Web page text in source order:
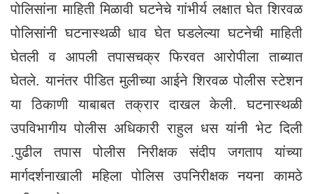
पोलिसांना माहिती मिळावी घटनेचे गांभीर्य लक्षात घेत शिरवळ
पोलिसांनी घटनास्थळी धाव घेत घडलेल्या घटनेची माहिती
घेतली व आपली तपासचक्र फिरवत आरोपीला ताब्यात
घेतले. यानंतर पीडित मुलीच्या आईने शिरवळ पोलीस स्टेशन
या ठिकाणी याबाबत तक्रार दाखल केली. घटनास्थळी
उपविभागीय पोलीस अधिकारी राहुल धस यांनी भेट दिली
.पुढील तपास पोलीस निरीक्षक संदीप जगताप यांच्या
मार्गदर्शनाखाली महिला पोलिस उपनिरीक्षक नयना कामठे